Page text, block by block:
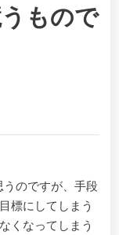
もので
のですが、手段
標にしてしまう
くなってしまう